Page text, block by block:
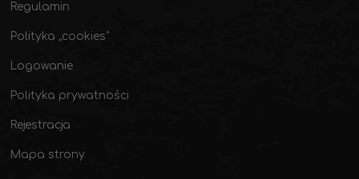
Regulamin
Polityka „cookies”
Logowanie
Polityka prywatności
Rejestracja
Mapa strony